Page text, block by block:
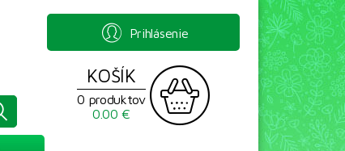
Prihlásenie
KOŠÍK
0 produktov
0.00 €